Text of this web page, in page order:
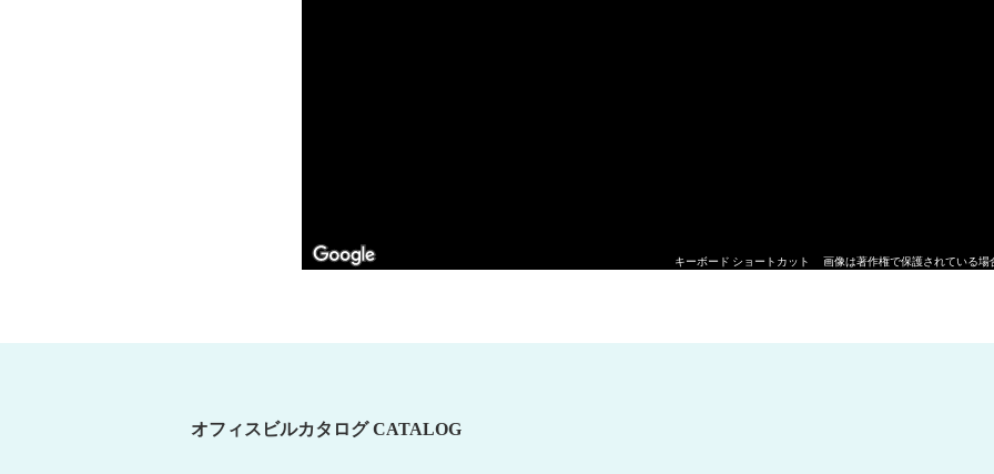
キーボード ショートカット 画像は著作権で保護されている場
オフィスビルカタログCATALOG